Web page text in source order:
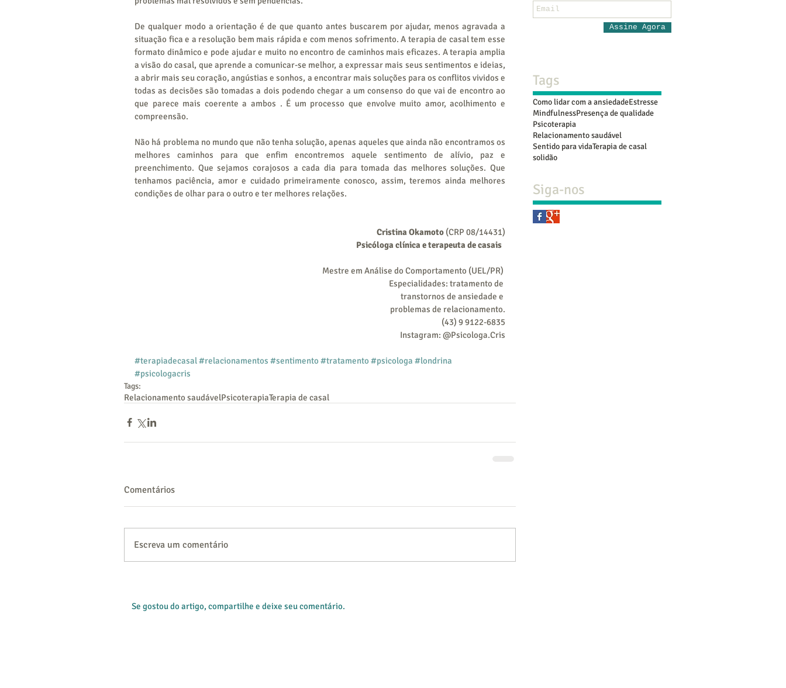
De qualquer modo a orientação é de que quanto antes buscarem por ajudar, menos agravada a
situação fica e a resolução bem mais rápida e com menos sofrimento. A terapia de casal tem esse
formato dinâmico e pode ajudar e muito no encontro de caminhos mais eficazes. A terapia amplia
a visão do casal, que aprende a comunicar-se melhor, a expressar mais seus sentimentos e ideias,
a abrir mais seu coração, angústias e sonhos, a encontrar mais soluções para os conflitos vividos e
todas as decisões são tomadas a dois podendo chegar a um consenso do que vai de encontro ao
que parece mais coerente a ambos . É um processo que envolve muito amor, acolhimento e
compreensão.
Não há problema no mundo que não tenha solução, apenas aqueles que ainda não encontramos os
melhores caminhos para que enfim encontremos aquele sentimento de alívio, paz e
preenchimento. Que sejamos corajosos a cada dia para tomada das melhores soluções. Que
tenhamos paciência, amor e cuidado primeiramente conosco, assim, teremos ainda melhores
condições de olhar para o outro e ter melhores relações.
Cristina Okamoto (CRP 08/14431)
Psicóloga clínica e terapeuta de casais
Mestre em Análise do Comportamento (UEL/PR)
Especialidades: tratamento de
transtornos de ansiedade e
problemas de relacionamento.
(43) 9 9122-6835
Instagram: @Psicologa.Cris
#terapiadecasal#relacionamentos #sentimento #tratamento #psicologa #londrina
#psicologacris
Tags:
Relacionamento saudávelPsicoterapiaTerapia de casal
Comentários
Escreva um comentário
Assine Agora
Tags
Como lidar com a ansiedadeEstresse
MindfulnessPresença de qualidade
Psicoterapia
Relacionamento saudável
Sentido para vidaTerapia de casal
solidão
Siga-nos
Se gostou do artigo, compartilhe e deixe seu comentário.